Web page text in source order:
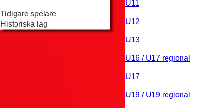
Tidigare spelare
Historiska lag
U11
U12
U13
U16 / U17 regional
U17
U19 / U19 regional